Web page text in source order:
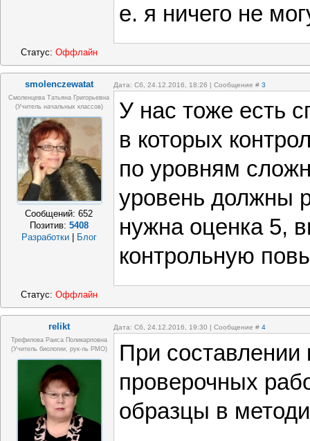
е. я ничего не
Статус: Оффлайн
smolenczewatat Дата: Сб, 24.12.2016, 18:26 | Сообщение # 3
Смоленцева Татьяна Григорьевна
(учитель начальных классов)
Сообщений:652
Позитив: 5408
Разработки
Блог
У нас тоже есть
в которых
по уровням
уровень должны
нужна оценка 5,
контрольную
Статус: Оффлайн
relikt Дата: Сб, 24.12.2016, 19:30 | Сообщение # 4
Трефилова Раиса Поликарповна
(Учитель биологии, рук-ль РМО)
При составлении
проверочных
образцы в